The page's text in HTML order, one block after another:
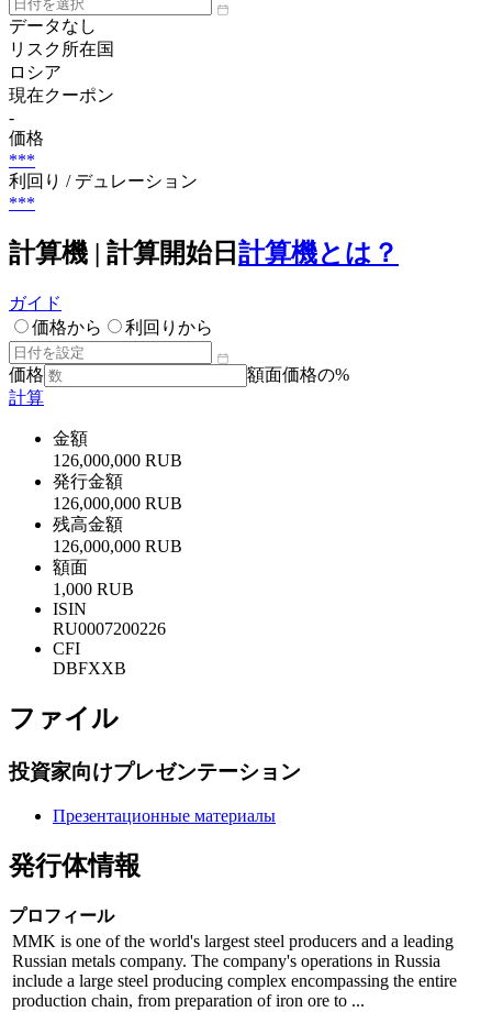
データなし
リスク所在国
ロシア
現在クーポン
-
価格
***
利回り / デュレーション
***
計算機 | 計算開始日 計算機とは？
ガイド
価格から
利回りから
価格
額面価格の%
計算
金額
126,000,000 RUB
発行金額
126,000,000 RUB
残高金額
126,000,000 RUB
額面
1,000 RUB
ISIN
RU0007200226
CFI
DBFXXB
ファイル
投資家向けプレゼンテーション
Презентационные материалы
発行体情報
プロフィール
MMK is one of the world's largest steel producers and a leading
Russian metals company. The company's operations in Russia
include a large steel producing complex encompassing the entire
production chain, from preparation of iron ore to ...